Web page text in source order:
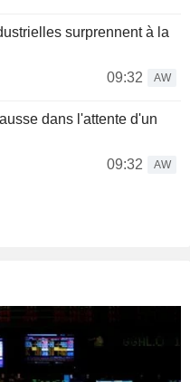
surprennent à la
09:32
AW
dans l'attente d'un
09:32
AW